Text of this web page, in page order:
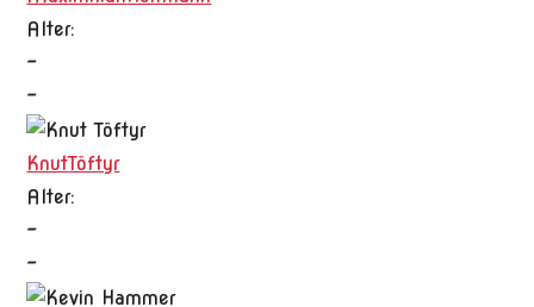
Alter:
-
-
KnutTöftyr
Alter:
-
-